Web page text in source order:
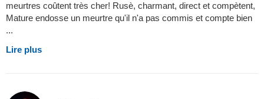
meurtres coûtent très cher! Rusè, charmant, direct et compètent,
Mature endosse un meurtre qu'il n'a pas commis et compte bien
...
Lire plus